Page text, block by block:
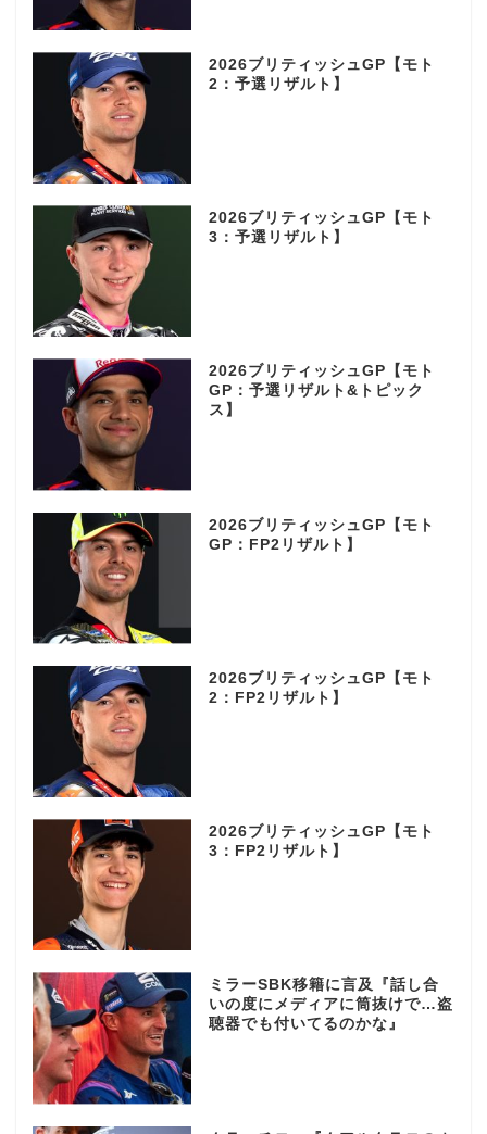
2026ブリティッシュGP【モト
2：予選リザルト】
2026ブリティッシュGP【モト
3：予選リザルト】
2026ブリティッシュGP【モト
GP：予選リザルト&トピック
ス】
2026ブリティッシュGP【モト
GP：FP2リザルト】
2026ブリティッシュGP【モト
2：FP2リザルト】
2026ブリティッシュGP【モト
3：FP2リザルト】
ミラーSBK移籍に言及『話し合
いの度にメディアに筒抜けで…盗
聴器でも付いてるのかな』